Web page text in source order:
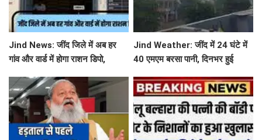
Jind News: जींद जिले में अब हर
गांव और वार्ड में होगा राशन डिपो,
प्राथमिकता
Jind Weather: जींद में 24 घंटे में
40 एमएम बरसा पानी, दिनभर हुई